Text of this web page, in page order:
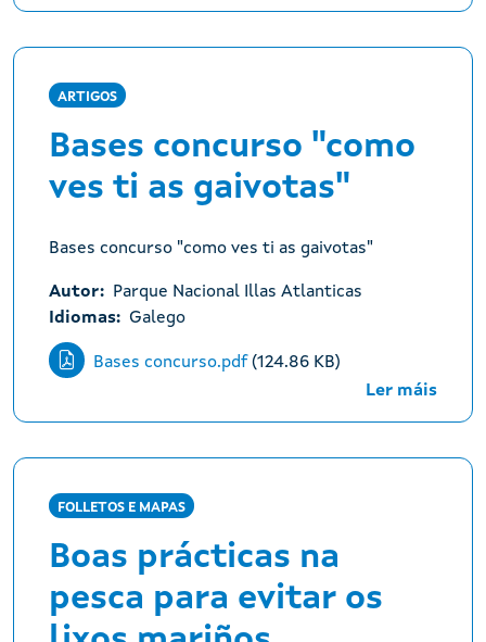
ARTIGOS
Bases concurso "como
ves ti as gaivotas"
Bases concurso "como ves ti as gaivotas"
Autor
Parque Nacional Illas Atlanticas
Idiomas
Galego
Bases concurso.pdf (124.86 KB)
Ler máis
FOLLETOS E MAPAS
Boas prácticas na
pesca para evitar os